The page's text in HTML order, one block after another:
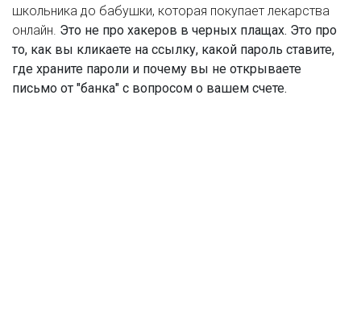
школьника до бабушки, которая покупает лекарства
онлайн. Это не про хакеров в черных плащах. Это про
то, как вы кликаете на ссылку, какой пароль ставите,
где храните пароли и почему вы не открываете
письмо от "банка" с вопросом о вашем счете.